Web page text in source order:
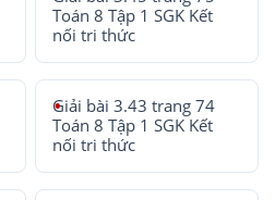
Toán 8 Tập 1 SGK Kết
nối tri thức
Giải bài 3.43 trang 74
Toán 8 Tập 1 SGK Kết
nối tri thức